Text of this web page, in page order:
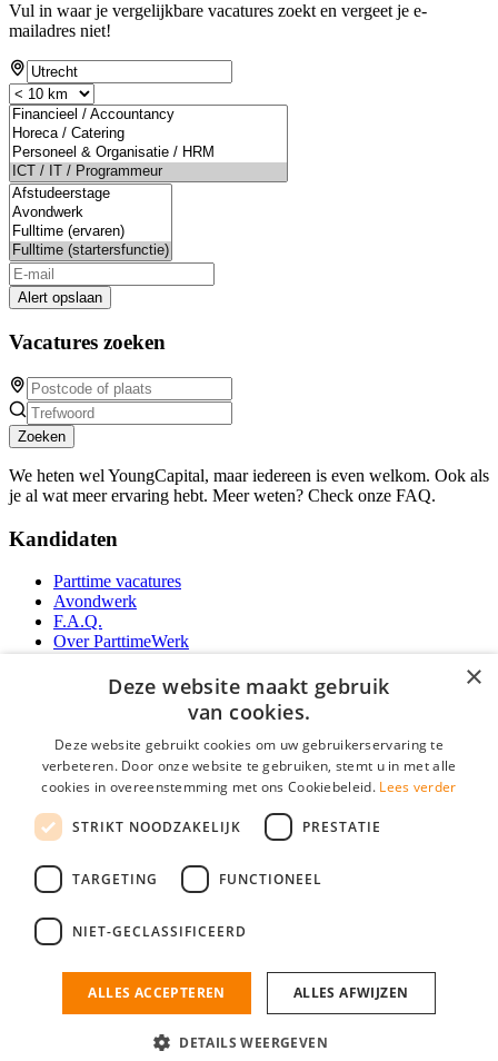
Vul in waar je vergelijkbare vacatures zoekt en vergeet je e-
mailadres niet!
Alert opslaan
Vacatures zoeken
Zoeken
We heten wel YoungCapital, maar iedereen is even welkom. Ook als
je al wat meer ervaring hebt. Meer weten? Check onze FAQ.
Kandidaten
Parttime vacatures
Avondwerk
F.A.Q.
Over ParttimeWerk
YoungCapital Android App
Parttime personeel
Vacature aanmelden
Partners
Social
ParttimeWerk.nl is onderdeel van YoungCapital • © 2026 • KvK nr: 34199416 •
×
Deze website maakt gebruik
van cookies.
Deze website gebruikt cookies om uw gebruikerservaring te
verbeteren. Door onze website te gebruiken, stemt u in met alle
cookies in overeenstemming met ons Cookiebeleid. Lees verder
STRIKT NOODZAKELIJK PRESTATIE
TARGETING FUNCTIONEEL
NIET-GECLASSIFICEERD
ALLES ACCEPTEREN ALLES AFWIJZEN
DETAILS WEERGEVEN